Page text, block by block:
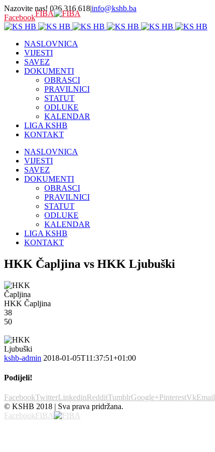
Nazovite nas! 036 316 618|info@kshb.ba
FacebookFIBA
NASLOVNICA
VIJESTI
SAVEZ
DOKUMENTI
OBRASCI
PRAVILNICI
STATUT
ODLUKE
KALENDAR
LIGA KSHB
KONTAKT
NASLOVNICA
VIJESTI
SAVEZ
DOKUMENTI
OBRASCI
PRAVILNICI
STATUT
ODLUKE
KALENDAR
LIGA KSHB
KONTAKT
HKK Čapljina vs HKK Ljubuški
HKK Čapljina
38
50
kshb-admin 2018-01-05T11:37:51+01:00
Podijeli!
FacebookTwitterLinkedinRedditTumblrGoogle+PinterestVkEmail
© KSHB 2018 | Sva prava pridržana.
FacebookFIBA